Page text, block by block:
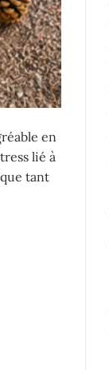
en
lié à
tant